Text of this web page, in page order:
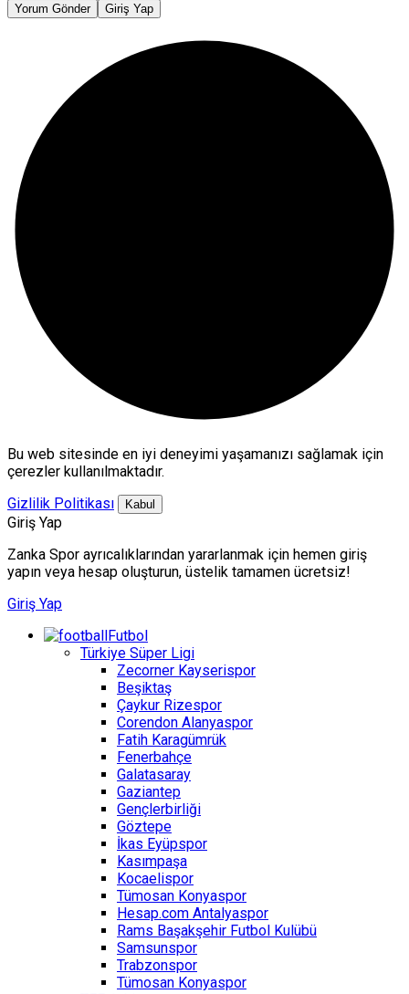
Yorum Gönder Giriş Yap
Bu web sitesinde en iyi deneyimi yaşamanızı sağlamak için
çerezler kullanılmaktadır.
Gizlilik Politikası
Kabul
Giriş Yap
Zanka Spor ayrıcalıklarından yararlanmak için hemen giriş
yapın veya hesap oluşturun, üstelik tamamen ücretsiz!
Giriş Yap
Futbol
Türkiye Süper Ligi
Zecorner Kayserispor
Beşiktaş
Çaykur Rizespor
Corendon Alanyaspor
Fatih Karagümrük
Fenerbahçe
Galatasaray
Gaziantep
Gençlerbirliği
Göztepe
İkas Eyüpspor
Kasımpaşa
Kocaelispor
Tümosan Konyaspor
Hesap.com Antalyaspor
Rams Başakşehir Futbol Kulübü
Samsunspor
Trabzonspor
Tümosan Konyaspor